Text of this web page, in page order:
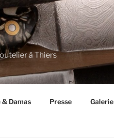
à Thiers
& Damas Presse Galerie